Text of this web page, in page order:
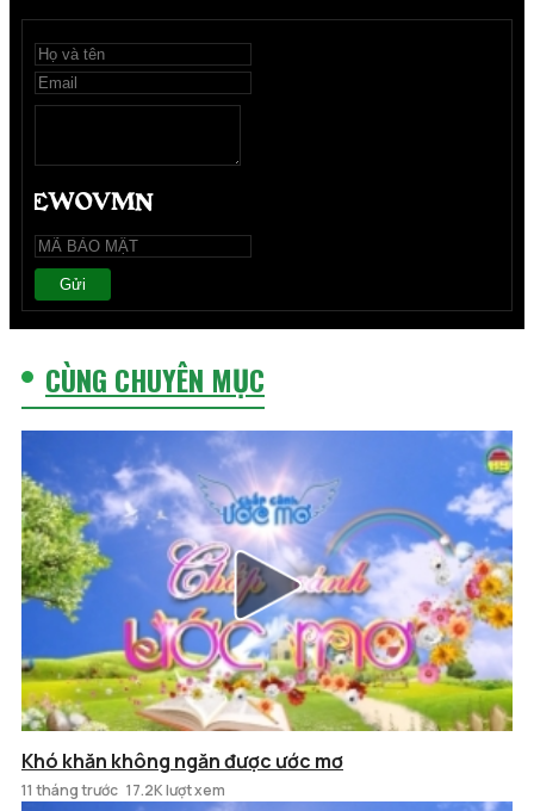
Gửi
CÙNG CHUYÊN MỤC
Khó khăn không ngăn được ước mơ
11 tháng trước 17.2K lượt xem